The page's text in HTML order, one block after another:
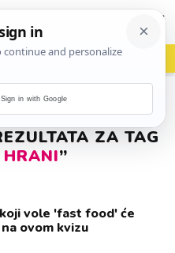
vrh! woot?!
ZA TAG
”
vole 'fast food' će
ovom kvizu
Sign in with Google